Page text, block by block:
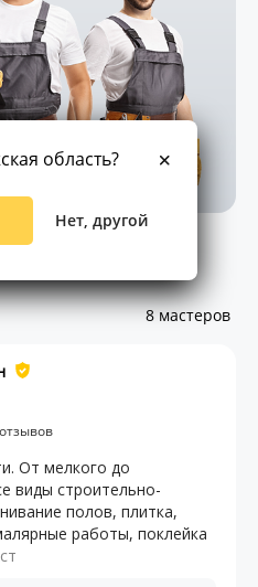
8 мастеров
отзывов
От мелкого до
виды строительно-
полов, плитка,
работы, поклейка
область?
Нет, другой